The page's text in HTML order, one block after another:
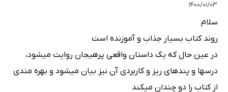
۱۴۰۰/۰۱/۰۳
سلام
روند کتاب بسیار جذاب و آموزنده است
در عین حال که یک داستان واقعی پرهیجان روایت میشود،
درسها و پندهای ریز و کاربردی آن نیز بیان میشود و بهره مندی
از کتاب را دو چندان میکند